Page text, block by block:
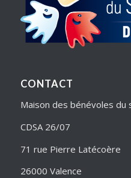
CONTACT
Maison des bénévoles du
CDSA 26/07
71 rue Pierre Latécoère
26000 Valence